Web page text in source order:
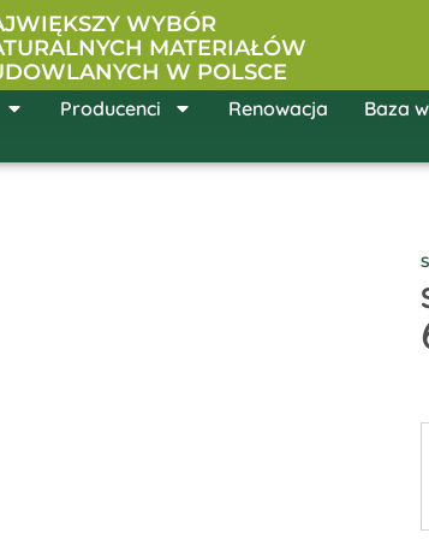
WYBÓR
MATERIAŁÓW
W POLSCE
Producenci Renowacja Baza